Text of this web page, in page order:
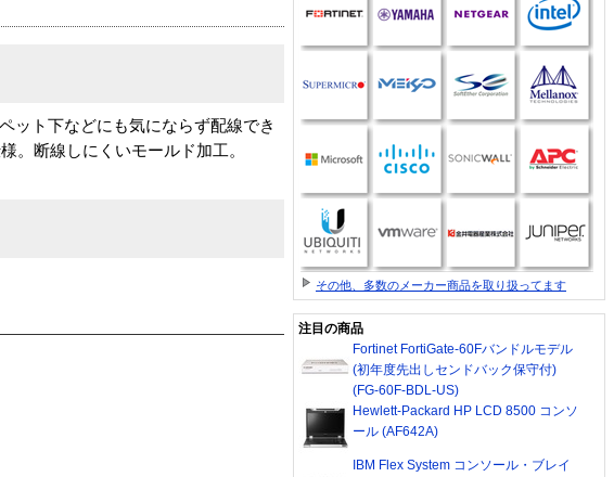
ット下などにも気にならず配線でき
。断線しにくいモールド加工。
その他、多数のメーカー商品を取り扱ってます
注目の商品
Fortinet FortiGate-60Fバンドルモデル
(初年度先出しセンドバック保守付)
(FG-60F-BDL-US)
Hewlett-Packard HP LCD 8500 コンソ
ール (AF642A)
IBM Flex System コンソール・ブレイ